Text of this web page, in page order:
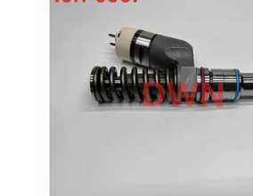
PRIVACY